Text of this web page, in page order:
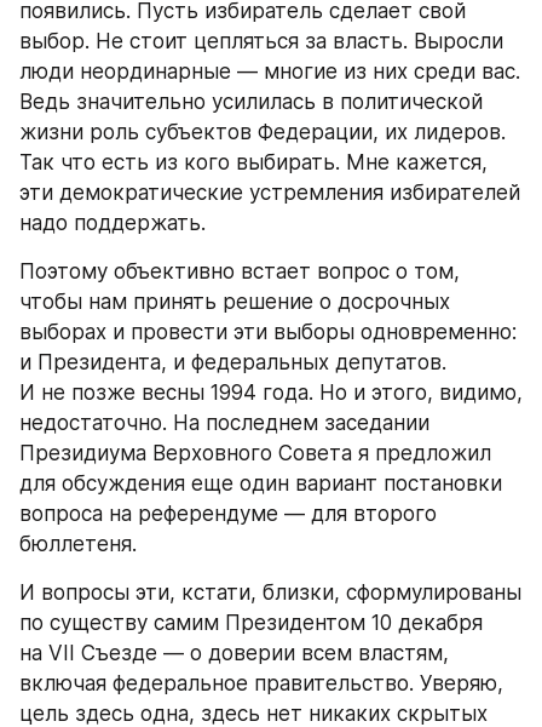
появились. Пусть избиратель сделает свой
выбор. Не стоит цепляться за власть. Выросли
люди неординарные — многие из них среди вас.
Ведь значительно усилилась в политической
жизни роль субъектов Федерации, их лидеров.
Так что есть из кого выбирать. Мне кажется,
эти демократические устремления избирателей
надо поддержать.
Поэтому объективно встает вопрос о том,
чтобы нам принять решение о досрочных
выборах и провести эти выборы одновременно:
и Президента, и федеральных депутатов.
И не позже весны 1994 года. Но и этого, видимо,
недостаточно. На последнем заседании
Президиума Верховного Совета я предложил
для обсуждения еще один вариант постановки
вопроса на референдуме — для второго
бюллетеня.
И вопросы эти, кстати, близки, сформулированы
по существу самим Президентом 10 декабря
на VII Съезде — о доверии всем властям,
включая федеральное правительство. Уверяю,
цель здесь одна, здесь нет никаких скрытых